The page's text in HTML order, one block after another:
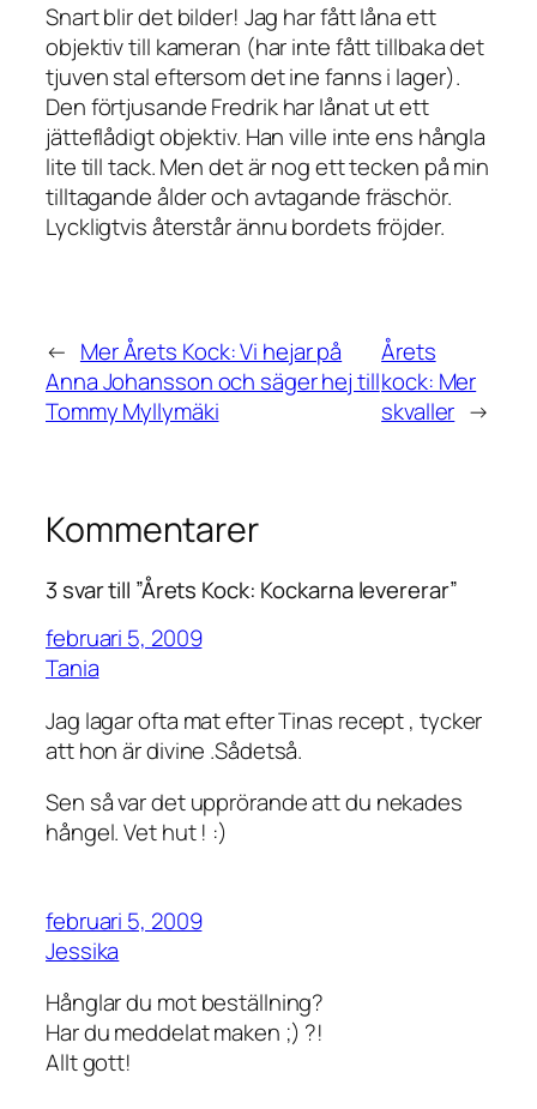
Snart blir det bilder! Jag har fått låna ett
objektiv till kameran (har inte fått tillbaka det
tjuven stal eftersom det ine fanns i lager).
Den förtjusande Fredrik har lånat ut ett
jätteflådigt objektiv. Han ville inte ens hångla
lite till tack. Men det är nog ett tecken på min
tilltagande ålder och avtagande fräschör.
Lyckligtvis återstår ännu bordets fröjder.
← Mer Årets Kock: Vi hejar på
Anna Johansson och säger hej till
Tommy Myllymäki
Årets
kock: Mer
skvaller →
Kommentarer
3 svar till ”Årets Kock: Kockarna levererar”
februari 5, 2009
Tania
Jag lagar ofta mat efter Tinas recept , tycker
att hon är divine .Sådetså.
Sen så var det upprörande att du nekades
hångel. Vet hut ! :)
februari 5, 2009
Jessika
Hånglar du mot beställning?
Har du meddelat maken ;) ?!
Allt gott!